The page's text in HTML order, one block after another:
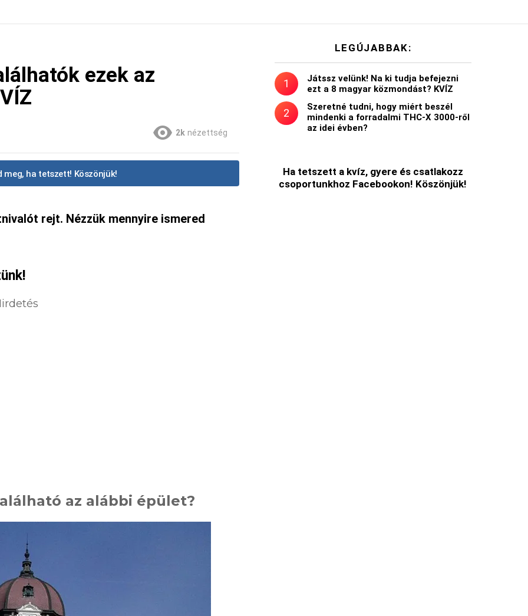
ezek az
2k nézettség
meg, ha tetszett! Köszönjük!
rejt. Nézzük mennyire ismered
az alábbi épület?
LEGÚJABBAK:
Játssz velünk! Na ki tudja befejezni
ezt a 8 magyar közmondást? KVÍZ
Szeretné tudni, hogy miért beszél
mindenki a forradalmi THC-X 3000-ről
az idei évben?
Ha tetszett a kvíz, gyere és csatlakozz
csoportunkhoz Facebookon! Köszönjük!